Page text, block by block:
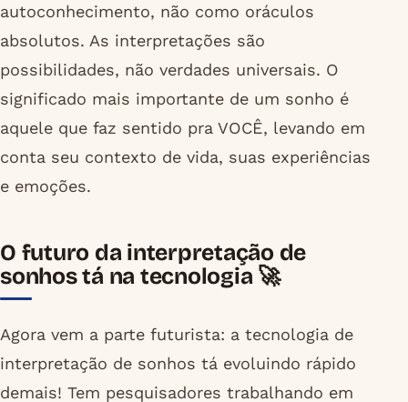
autoconhecimento, não como oráculos
absolutos. As interpretações são
possibilidades, não verdades universais. O
significado mais importante de um sonho é
aquele que faz sentido pra VOCÊ, levando em
conta seu contexto de vida, suas experiências
e emoções.
O futuro da interpretação de
sonhos tá na tecnologia 🚀
Agora vem a parte futurista: a tecnologia de
interpretação de sonhos tá evoluindo rápido
demais! Tem pesquisadores trabalhando em